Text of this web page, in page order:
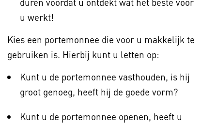
u werkt!
Kies een portemonnee die voor u makkelijk te
gebruiken is. Hierbij kunt u letten op:
Kunt u de portemonnee vasthouden, is hij
groot genoeg, heeft hij de goede vorm?
Kunt u de portemonnee openen, heeft u